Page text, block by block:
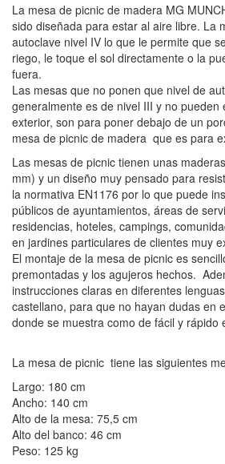
La mesa de picnic de madera MG
sido diseñada para estar al aire libre. La
autoclave nivel IV lo que le permite que
riego, le toque el sol directamente o la
fuera.
Las mesas que no ponen que nivel de
generalmente es de nivel III y no pueden
exterior, son para poner debajo de un
mesa de picnic de madera que es para
Las mesas de picnic tienen unas
mm) y un diseño muy pensado para
la normativa EN1176 por lo que puede
públicos de ayuntamientos, áreas de
residencias, hoteles, campings,
en jardines particulares de clientes muy
El montaje de la mesa de picnic es
premontadas y los agujeros hechos.
instrucciones claras en diferentes
castellano, para que no hayan dudas en
donde se muestra como de fácil y rápido
La mesa de picnic tiene las siguientes
Largo: 180 cm
Ancho: 140 cm
Alto de la mesa: 75,5 cm
Alto del banco: 46 cm
Peso: 125 kg